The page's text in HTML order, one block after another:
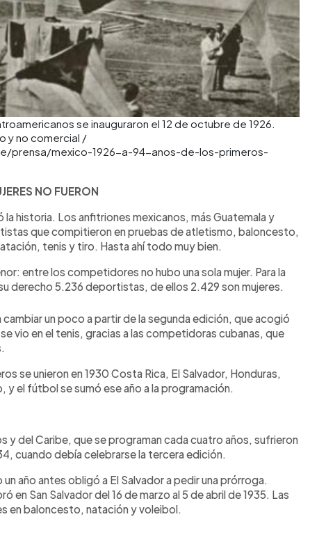
se inauguraron el 12 de octubre de 1926.
y no comercial /
prensa/mexico-1926-a-94-anos-de-los-primeros-
NO FUERON
historia. Los anfitriones mexicanos, más Guatemala y
que compitieron en pruebas de atletismo, baloncesto,
tenis y tiro. Hasta ahí todo muy bien.
entre los competidores no hubo una sola mujer. Para la
derecho 5.236 deportistas, de ellos 2.429 son mujeres.
cambiar un poco a partir de la segunda edición, que acogió
vio en el tenis, gracias a las competidoras cubanas, que
se unieron en 1930 Costa Rica, El Salvador, Honduras,
y el fútbol se sumó ese año a la programación.
y del Caribe, que se programan cada cuatro años, sufrieron
cuando debía celebrarse la tercera edición.
año antes obligó a El Salvador a pedir una prórroga.
en San Salvador del 16 de marzo al 5 de abril de 1935. Las
en baloncesto, natación y voleibol.